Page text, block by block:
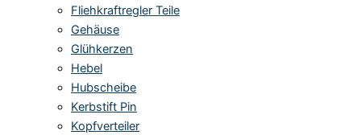
Fliehkraftregler Teile
Gehäuse
Glühkerzen
Hebel
Hubscheibe
Kerbstift Pin
Kopfverteiler